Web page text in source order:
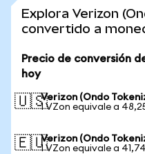
Explora Verizon
convertido a
Precio de conversión
hoy
🇺🇸Verizon (Ondo
1 VZon equivale a
🇪🇺Verizon (Ondo
1 VZon equivale a